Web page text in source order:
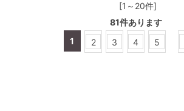
[1～20件]
81件あります
1
2 3 4 5